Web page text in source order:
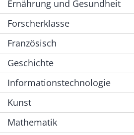
Ernährung und Gesundheit
Forscherklasse
Französisch
Geschichte
Informationstechnologie
Kunst
Mathematik